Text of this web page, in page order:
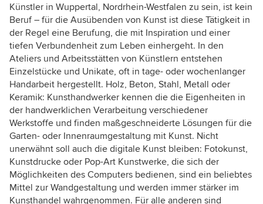
Künstler in Wuppertal, Nordrhein-Westfalen zu sein, ist kein
Beruf – für die Ausübenden von Kunst ist diese Tätigkeit in
der Regel eine Berufung, die mit Inspiration und einer
tiefen Verbundenheit zum Leben einhergeht. In den
Ateliers und Arbeitsstätten von Künstlern entstehen
Einzelstücke und Unikate, oft in tage- oder wochenlanger
Handarbeit hergestellt. Holz, Beton, Stahl, Metall oder
Keramik: Kunsthandwerker kennen die die Eigenheiten in
der handwerklichen Verarbeitung verschiedener
Werkstoffe und finden maßgeschneiderte Lösungen für die
Garten- oder Innenraumgestaltung mit Kunst. Nicht
unerwähnt soll auch die digitale Kunst bleiben: Fotokunst,
Kunstdrucke oder Pop-Art Kunstwerke, die sich der
Möglichkeiten des Computers bedienen, sind ein beliebtes
Mittel zur Wandgestaltung und werden immer stärker im
Kunsthandel wahrgenommen. Für alle anderen sind